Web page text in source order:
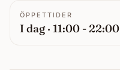
ÖPPETTIDER
I dag · 11:00 - 22:00